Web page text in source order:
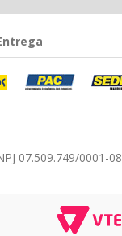
07.509.749/0001-08